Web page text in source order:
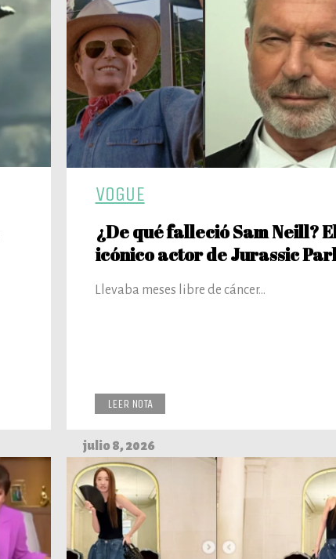
VOGUE
¿De qué falleció Sam Neill?
icónico actor de Jurassic
Llevaba meses libre de cáncer...
LEER NOTA
julio 8, 2026